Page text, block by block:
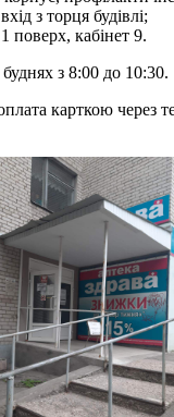
вхід з торця будівлі;
1 поверх, кабінет 9.
з 8:00 до 10:30.
карткою через